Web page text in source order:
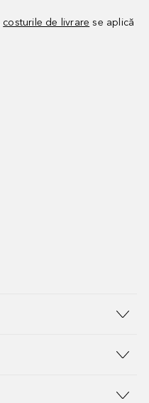
costurile de livrare se aplică